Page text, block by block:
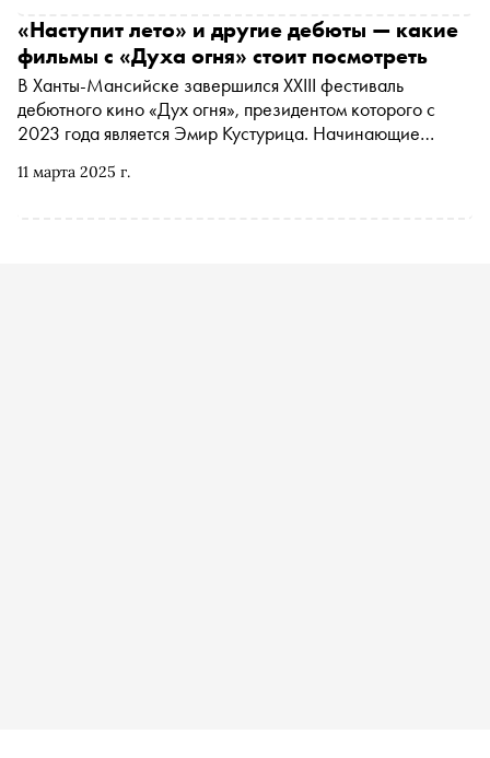
бескомпромиссные киноэксперименты. К их числу
относится и победивший на «Новом движении» фильм
«Привычка нюхать пальцы». О нем и других фильмах
смотра — в материале «Сноба»
11 марта 2025 г.
«Наступит лето» и другие дебюты — какие
фильмы с «Духа огня» стоит посмотреть
В Ханты-Мансийске завершился XXIII фестиваль
дебютного кино «Дух огня», президентом которого с
2023 года является Эмир Кустурица. Начинающие
Америки, Азии и Ближнего Востока представили на